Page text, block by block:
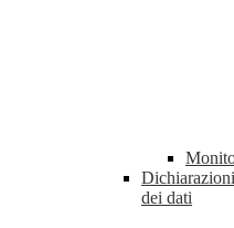
dei dati